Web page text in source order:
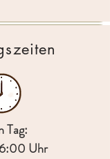
Tag:
Uhr